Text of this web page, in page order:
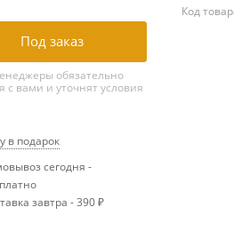
Под заказ
обязательно
с вами и уточнят условия
в подарок
сегодня -
завтра - 390 ₽
Код